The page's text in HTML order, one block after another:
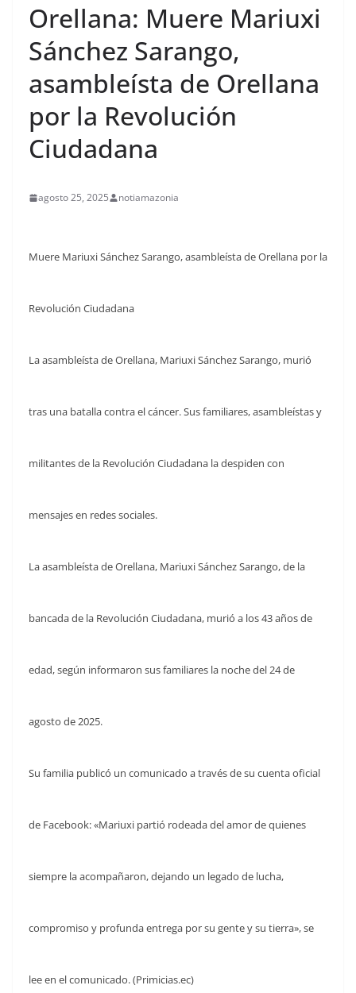
Orellana: Muere Mariuxi
Sánchez Sarango,
asambleísta de Orellana
por la Revolución
Ciudadana
agosto 25, 2025 notiamazonia
Muere Mariuxi Sánchez Sarango, asambleísta de Orellana por la
Revolución Ciudadana
La asambleísta de Orellana, Mariuxi Sánchez Sarango, murió
tras una batalla contra el cáncer. Sus familiares, asambleístas y
militantes de la Revolución Ciudadana la despiden con
mensajes en redes sociales.
La asambleísta de Orellana, Mariuxi Sánchez Sarango, de la
bancada de la Revolución Ciudadana, murió a los 43 años de
edad, según informaron sus familiares la noche del 24 de
agosto de 2025.
Su familia publicó un comunicado a través de su cuenta oficial
de Facebook: «Mariuxi partió rodeada del amor de quienes
siempre la acompañaron, dejando un legado de lucha,
compromiso y profunda entrega por su gente y su tierra», se
lee en el comunicado. (Primicias.ec)